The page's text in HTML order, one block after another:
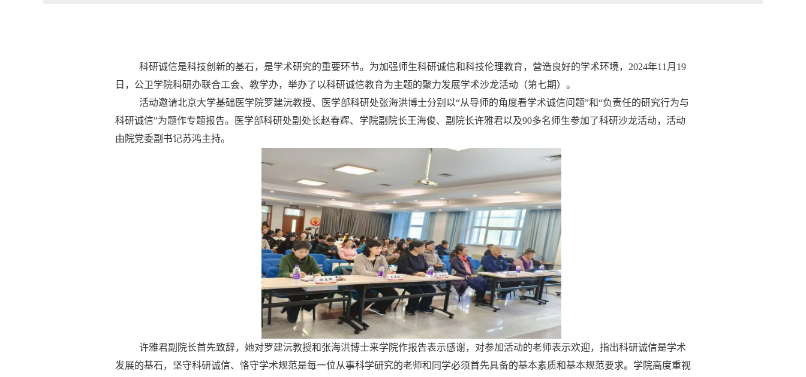
科研诚信是科技创新的基石，是学术研究的重要环节。 为加强师生科研诚信和科技伦理教育，营造良好的学术环境， 2024年11月19
日，公卫学院科研办联合工会、教学办，举办了以科研诚信教育为主题的聚力发展学术沙龙活动（第七期）。
活动邀请北京大学基础医学院罗建沅教授、医学部科研处张海洪博士分别以“从导师的角度看学术诚信问题”和“负责任的研究行为与
科研诚信”为题作专题报告。医学部科研处副处长赵春辉、学院副院长王海俊、副院长许雅君以及90多名师生参加了科研沙龙活动，活动
由院党委副书记苏鸿主持。
许雅君副院长首先致辞，她对罗建沅教授和张海洪博士来学院作报告表示感谢，对参加活动的老师表示欢迎，指出科研诚信是学术
发展的基石，坚守科研诚信、恪守学术规范是每一位从事科学研究的老师和同学必须首先具备的基本素质和基本规范要求。学院高度重视